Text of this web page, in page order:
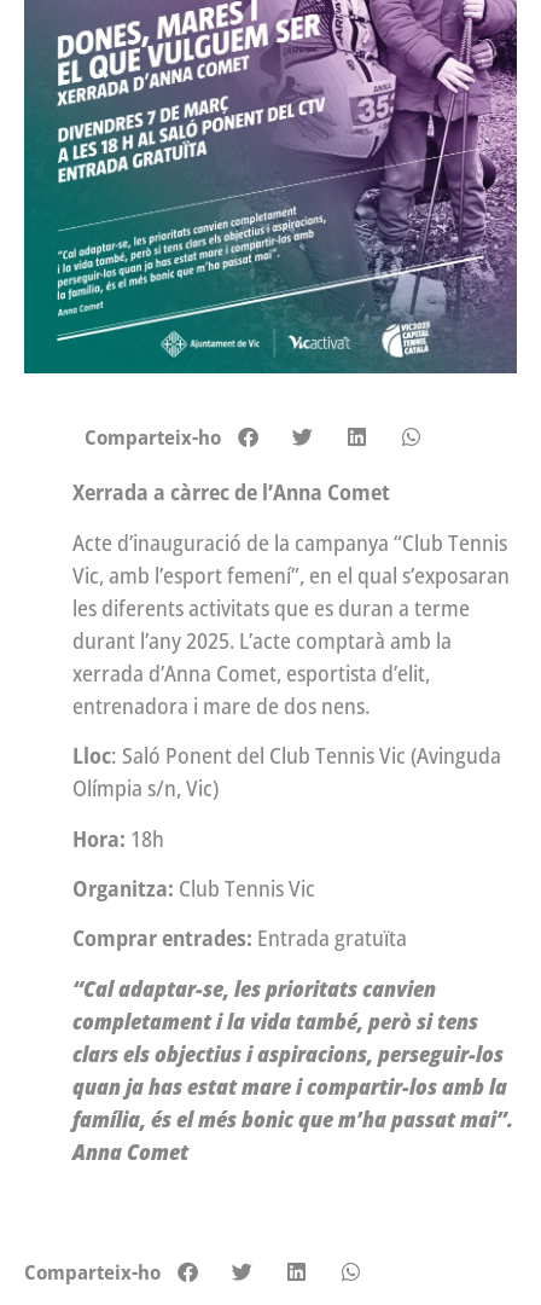
Comparteix-ho
Xerrada a càrrec de l’Anna Comet
Acte d’inauguració de la campanya “Club Tennis
Vic, amb l’esport femení”, en el qual s’exposaran
les diferents activitats que es duran a terme
durant l’any 2025. L’acte comptarà amb la
xerrada d’Anna Comet, esportista d’elit,
entrenadora i mare de dos nens.
Lloc: Saló Ponent del Club Tennis Vic (Avinguda
Olímpia s/n, Vic)
Hora: 18h
Organitza: Club Tennis Vic
Comprar entrades: Entrada gratuïta
“Cal adaptar-se, les prioritats canvien
completament i la vida també, però si tens
clars els objectius i aspiracions, perseguir-los
quan ja has estat mare i compartir-los amb la
família, és el més bonic que m’ha passat mai”.
Anna Comet
Comparteix-ho